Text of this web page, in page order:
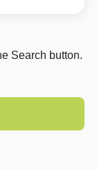
Search button.